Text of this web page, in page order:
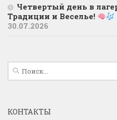
Четвертый день в
Традиции и Веселье!
30.07.2026
Найти:
КОНТАКТЫ